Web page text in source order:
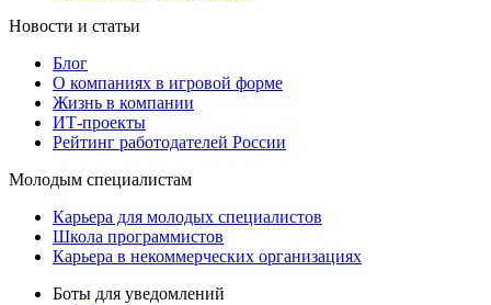
Новости и статьи
Блог
О компаниях в игровой форме
Жизнь в компании
ИТ-проекты
Рейтинг работодателей России
Молодым специалистам
Карьера для молодых специалистов
Школа программистов
Карьера в некоммерческих организациях
Боты для уведомлений